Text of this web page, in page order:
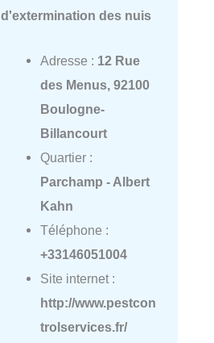
d'extermination des nuis
Adresse : 12 Rue
des Menus, 92100
Boulogne-
Billancourt
Quartier :
Parchamp - Albert
Kahn
Téléphone :
+33146051004
Site internet :
http://www.pestcon
trolservices.fr/